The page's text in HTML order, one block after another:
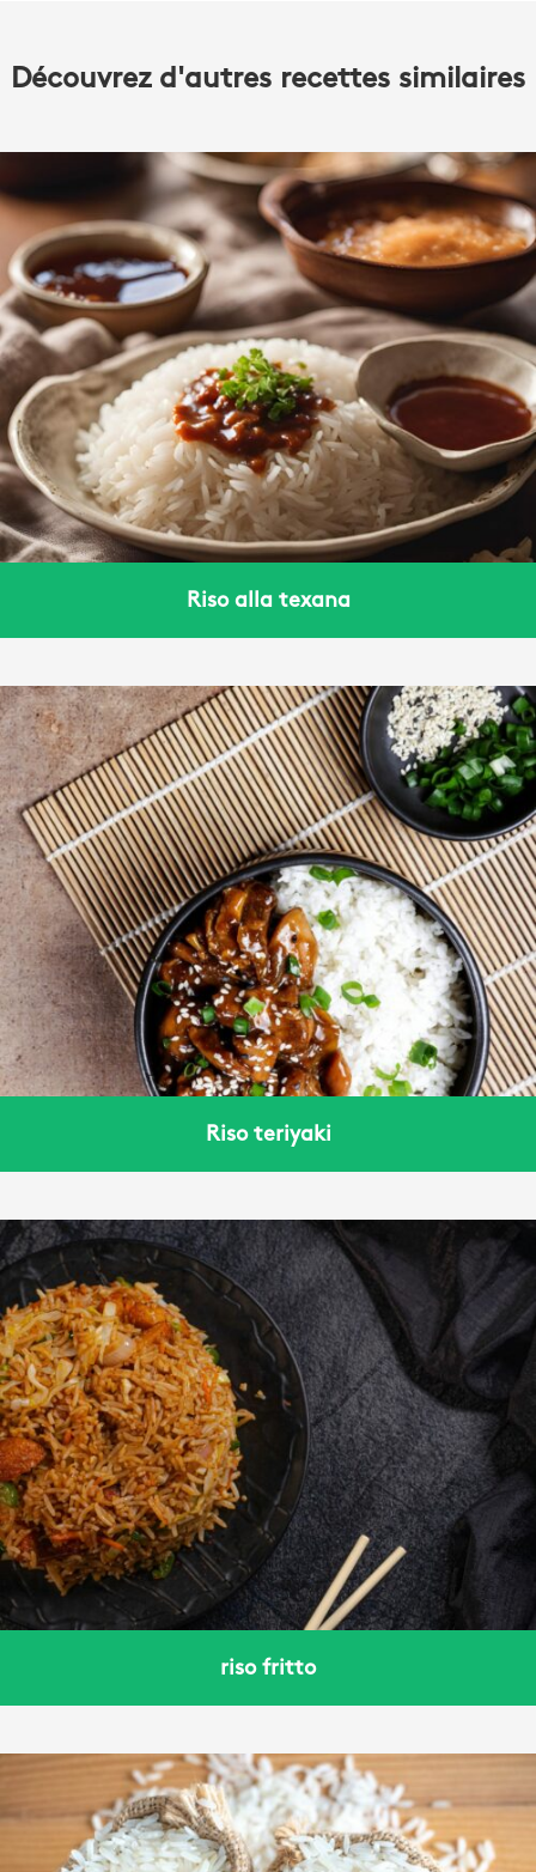
Découvrez d'autres recettes similaires
Riso alla texana
Riso teriyaki
riso fritto